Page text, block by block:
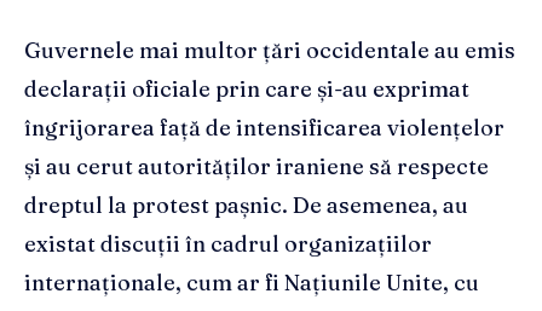
Guvernele mai multor țări occidentale au emis
declarații oficiale prin care și-au exprimat
îngrijorarea față de intensificarea violențelor
și au cerut autorităților iraniene să respecte
dreptul la protest pașnic. De asemenea, au
existat discuții în cadrul organizațiilor
internaționale, cum ar fi Națiunile Unite, cu